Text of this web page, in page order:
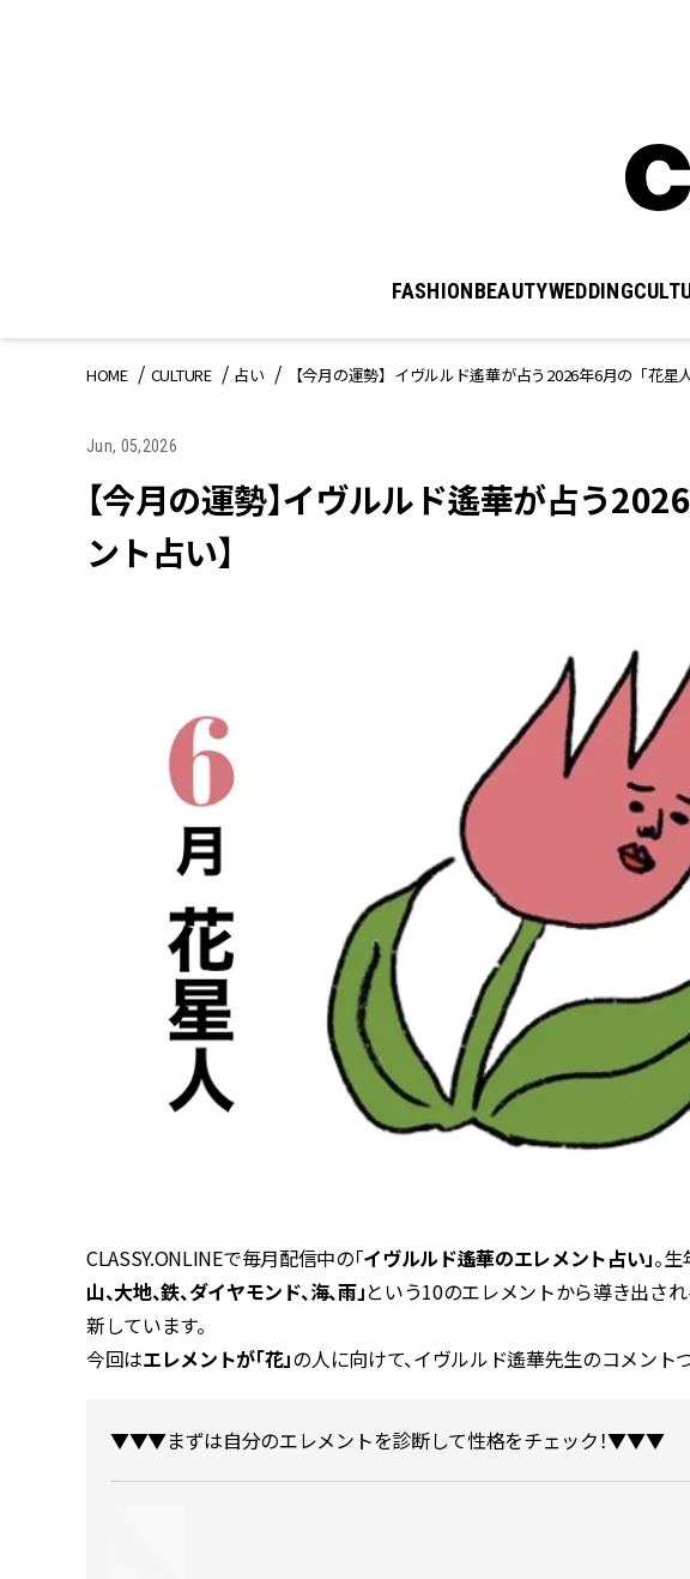
FASHIONBEAUTYWEDDING
HOME CULTURE 占い 【今月の運勢】イヴルルド遙華が占う2026年6月の「花星
Jun, 05,2026
【今月の運勢】イヴルルド遙華が占う
ント占い】
CLASSY.ONLINEで毎月配信中の「イヴルルド遙華のエレメント占い」。
山、大地、鉄、ダイヤモンド、海、雨」という10のエレメントから導き出さ
新しています。
今回はエレメントが「花」の人に向けて、イヴルルド遙華先生のコメントつ
▼▼▼まずは自分のエレメントを診断して性格をチェック！▼▼▼
BEAUTY
【UV下地】酷
2,000円台〜
｜30代美容ラ
ュー |
BEAUTY
マルジェラの“
も！注目度急
ンス』５選 |
ィ]
BEAUTY
【ヘアアクセ
ない！アラサ
抜ける「即戦
CLASSY.[クラ
できる体験型
CLASSY.[クラ
忙しい毎日に
シィ]